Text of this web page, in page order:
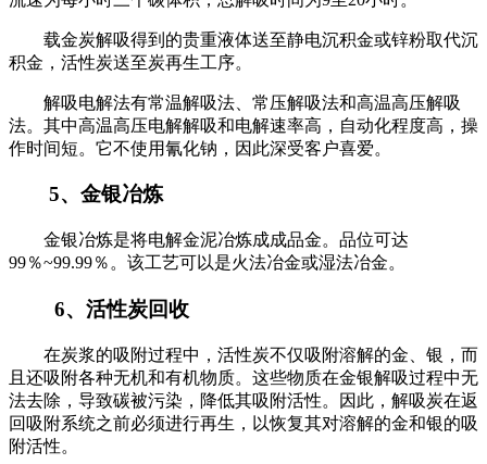
载金炭解吸得到的贵重液体送至静电沉积金或锌粉取代沉
积金，活性炭送至炭再生工序。
解吸电解法有常温解吸法、常压解吸法和高温高压解吸
法。其中高温高压电解解吸和电解速率高，自动化程度高，操
作时间短。它不使用氰化钠，因此深受客户喜爱。
5、金银冶炼
金银冶炼是将电解金泥冶炼成成品金。品位可达
99％~99.99％。该工艺可以是火法冶金或湿法冶金。
6、活性炭回收
在炭浆的吸附过程中，活性炭不仅吸附溶解的金、银，而
且还吸附各种无机和有机物质。这些物质在金银解吸过程中无
法去除，导致碳被污染，降低其吸附活性。因此，解吸炭在返
回吸附系统之前必须进行再生，以恢复其对溶解的金和银的吸
附活性。